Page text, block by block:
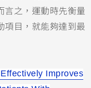
言之，運動時先衡量
項目，就能夠達到最
Improves